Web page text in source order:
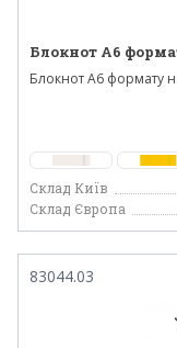
Блокнот А6
Блокнот А6 формату
Склад Київ
Склад Європа
83044.03